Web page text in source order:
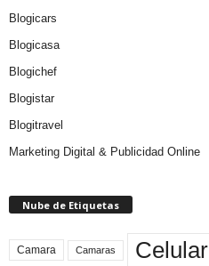
Blogicars
Blogicasa
Blogichef
Blogistar
Blogitravel
Marketing Digital & Publicidad Online
Nube de Etiquetas
Camara Camaras Celular